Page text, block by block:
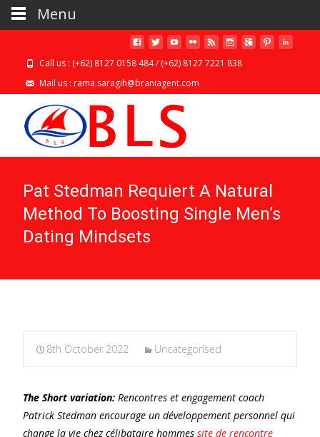
Call us : (+62) 8127 0158 484 / (+62) 8127 7221 838
Mail us : rama.saragih@braniagent.com
Pat Stedman Requiert A Natural
Method To Boosting Single Men’s
Dating Mindsets
8th October 2022 Uncategorised
The Short variation: Rencontres et engagement coach
Patrick Stedman encourage un développement personnel qui
change la vie chez célibataire hommes site de rencontre
Menu